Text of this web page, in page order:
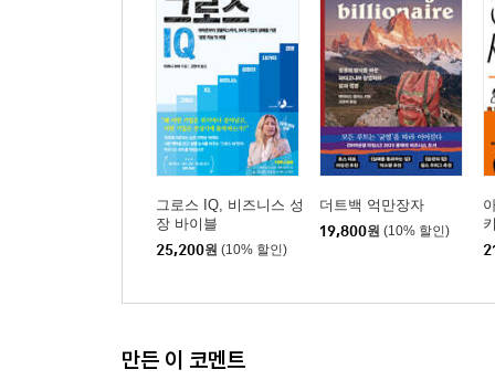
그로스 IQ, 비즈니스 성
장 바이블
25,200원 (10% 할인)
더트백 억만장자
19,800원 (10% 할인)
만든 이 코멘트